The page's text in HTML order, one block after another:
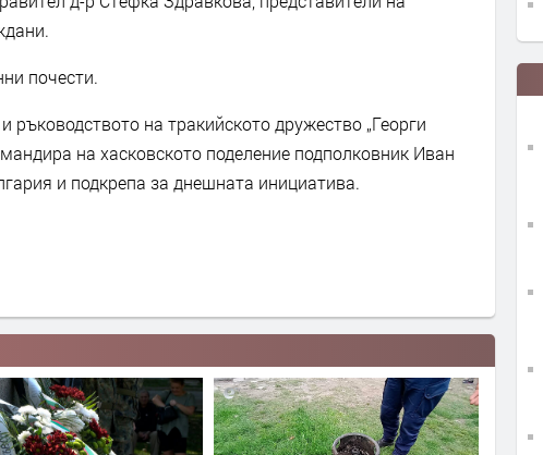
почести.
ръководството на тракийското дружество „Георги
на хасковското поделение подполковник Иван
и подкрепа за днешната инициатива.